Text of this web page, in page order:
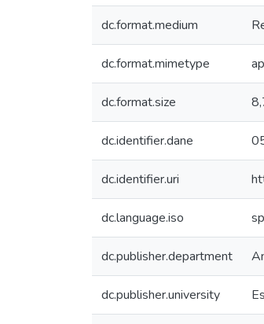
dc.format.medium
dc.format.mimetype
dc.format.size
dc.identifier.dane
dc.identifier.uri
dc.language.iso
dc.publisher.department
dc.publisher.university